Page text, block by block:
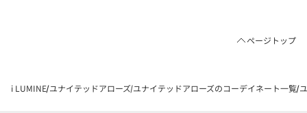
ページトップ
i LUMINE ユナイテッドアローズ ユナイテッドアローズのコーデイネート一覧